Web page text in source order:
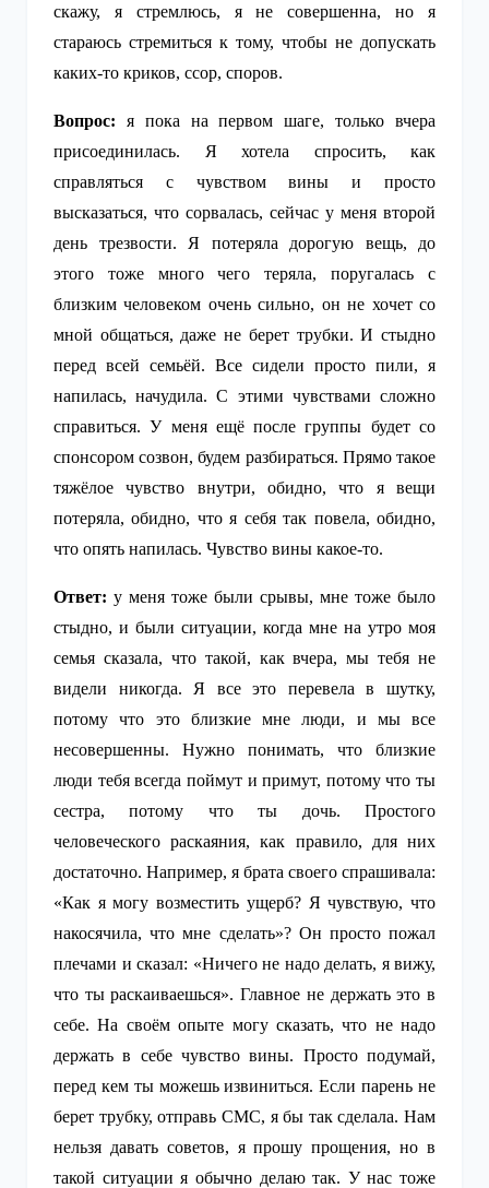
скажу, я стремлюсь, я не совершенна, но я
стараюсь стремиться к тому, чтобы не допускать
каких-то криков, ссор, споров.
Вопрос: я пока на первом шаге, только вчера
присоединилась. Я хотела спросить, как
справляться с чувством вины и просто
высказаться, что сорвалась, сейчас у меня второй
день трезвости. Я потеряла дорогую вещь, до
этого тоже много чего теряла, поругалась с
близким человеком очень сильно, он не хочет со
мной общаться, даже не берет трубки. И стыдно
перед всей семьёй. Все сидели просто пили, я
напилась, начудила. С этими чувствами сложно
справиться. У меня ещё после группы будет со
спонсором созвон, будем разбираться. Прямо такое
тяжёлое чувство внутри, обидно, что я вещи
потеряла, обидно, что я себя так повела, обидно,
что опять напилась. Чувство вины какое-то.
Ответ: у меня тоже были срывы, мне тоже было
стыдно, и были ситуации, когда мне на утро моя
семья сказала, что такой, как вчера, мы тебя не
видели никогда. Я все это перевела в шутку,
потому что это близкие мне люди, и мы все
несовершенны. Нужно понимать, что близкие
люди тебя всегда поймут и примут, потому что ты
сестра, потому что ты дочь. Простого
человеческого раскаяния, как правило, для них
достаточно. Например, я брата своего спрашивала:
«Как я могу возместить ущерб? Я чувствую, что
накосячила, что мне сделать»? Он просто пожал
плечами и сказал: «Ничего не надо делать, я вижу,
что ты раскаиваешься». Главное не держать это в
себе. На своём опыте могу сказать, что не надо
держать в себе чувство вины. Просто подумай,
перед кем ты можешь извиниться. Если парень не
берет трубку, отправь СМС, я бы так сделала. Нам
нельзя давать советов, я прошу прощения, но в
такой ситуации я обычно делаю так. У нас тоже